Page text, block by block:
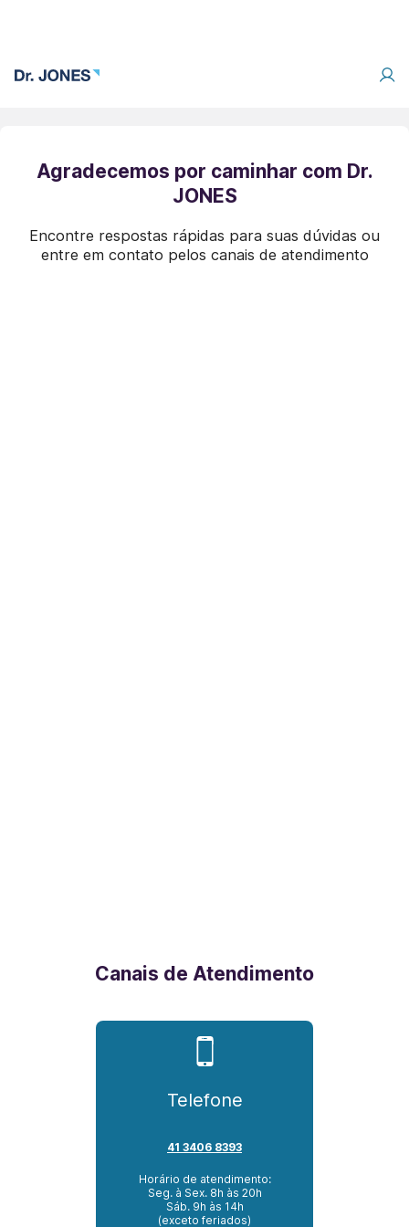
Agradecemos por caminhar com Dr.
JONES
Encontre respostas rápidas para suas dúvidas ou
entre em contato pelos canais de atendimento
Canais de Atendimento
Telefone
41 3406 8393
Horário de atendimento:
Seg. à Sex. 8h às 20h
Sáb. 9h às 14h
(exceto feriados)